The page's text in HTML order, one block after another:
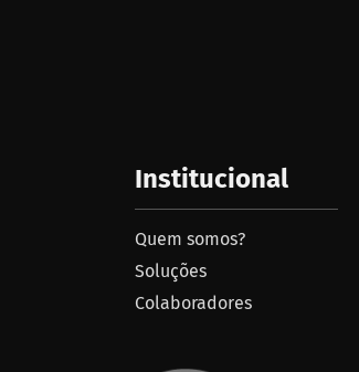
Institucional
Quem somos?
Soluções
Colaboradores